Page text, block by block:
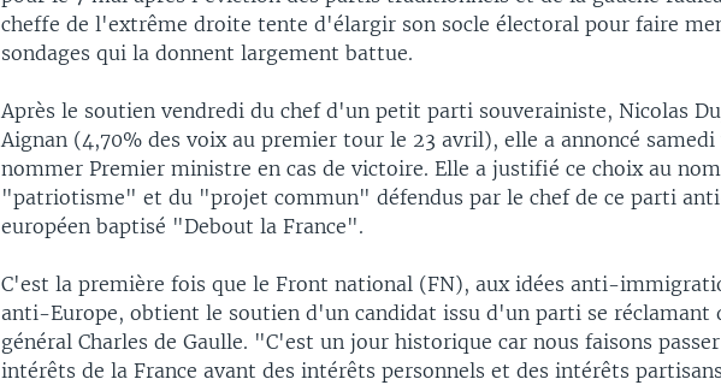
cheffe de l'extrême droite tente d'élargir son socle électoral pour faire
sondages qui la donnent largement battue.
Après le soutien vendredi du chef d'un petit parti souverainiste, Nicolas
Aignan (4,70% des voix au premier tour le 23 avril), elle a annoncé
nommer Premier ministre en cas de victoire. Elle a justifié ce choix au
"patriotisme" et du "projet commun" défendus par le chef de ce parti
européen baptisé "Debout la France".
C'est la première fois que le Front national (FN), aux idées anti-
anti-Europe, obtient le soutien d'un candidat issu d'un parti se réclamant
général Charles de Gaulle. "C'est un jour historique car nous faisons
intérêts de la France avant des intérêts personnels et des intérêts